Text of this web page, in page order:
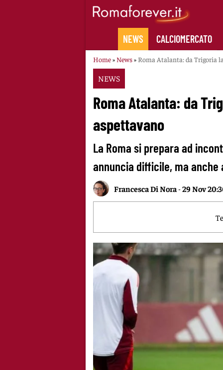
NEWS CALCIOMERCATO
Home» News» Roma Atalanta: da Trigoria
NEWS
Roma Atalanta: da
aspettavano
La Roma si prepara ad
annuncia difficile, ma anche
Francesca Di Nora -29 Nov